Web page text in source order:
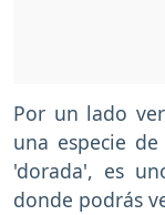
Por un lado
una especie
'dorada', es
donde podrás